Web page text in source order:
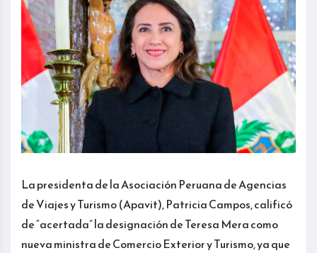
La presidenta de la Asociación Peruana de Agencias
de Viajes y Turismo (Apavit), Patricia Campos, calificó
de “acertada” la designación de Teresa Mera como
nueva ministra de Comercio Exterior y Turismo, ya que